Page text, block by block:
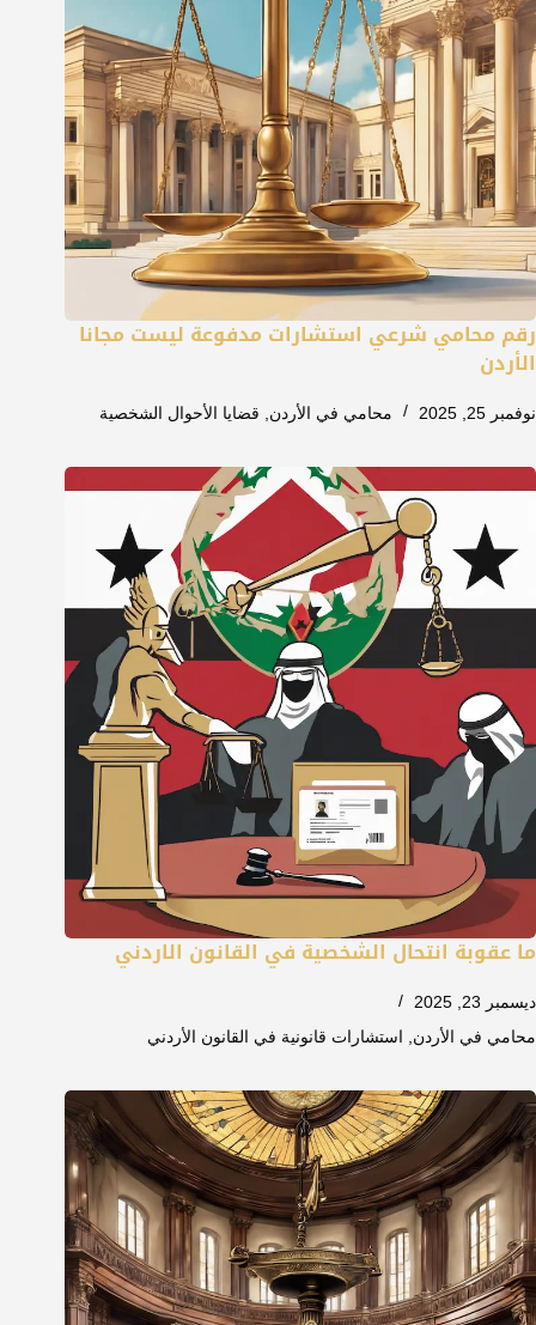
رقم محامي شرعي استشارات مدفوعة ليست مجانا
الأردن
نوفمبر 25, 2025 محامي في الأردن قضايا الأحوال الشخصية
ما عقوبة انتحال الشخصية في القانون الاردني
ديسمبر 23, 2025
محامي في الأردن
استشارات قانونية في القانون الأردني